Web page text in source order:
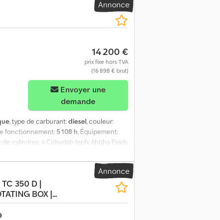
et ressources utiles pour tous lesAnnonce
14 200 €
prix fixe hors TVA
(16 898 € brut)
demande
, type de carburant:diesel, couleur:
fonctionnement: 5 108 h, Équipement:
cylindres: 4 Cjdsydab Iepfx Ahtjha Poids
Kubota
Annonce
350 D |
BOX |...